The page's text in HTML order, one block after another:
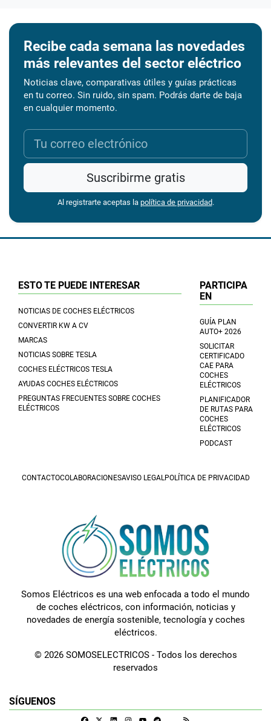
Recibe cada semana las novedades
más relevantes del sector eléctrico
Noticias clave, comparativas útiles y guías prácticas
en tu correo. Sin ruido, sin spam. Podrás darte de baja
en cualquier momento.
Suscribirme gratis
Al registrarte aceptas la política de privacidad.
ESTO TE PUEDE INTERESAR
NOTICIAS DE COCHES ELÉCTRICOS
CONVERTIR KW A CV
MARCAS
NOTICIAS SOBRE TESLA
COCHES ELÉCTRICOS TESLA
AYUDAS COCHES ELÉCTRICOS
PREGUNTAS FRECUENTES SOBRE COCHES
ELÉCTRICOS
PARTICIPA
EN
GUÍA PLAN
AUTO+ 2026
SOLICITAR
CERTIFICADO
CAE PARA
COCHES
ELÉCTRICOS
PLANIFICADOR
DE RUTAS PARA
COCHES
ELÉCTRICOS
PODCAST
CONTACTOCOLABORACIONESAVISO LEGALPOLÍTICA DE PRIVACIDAD
Somos Eléctricos es una web enfocada a todo el mundo
de coches eléctricos, con información, noticias y
novedades de energía sostenible, tecnología y coches
eléctricos.
© 2026 SOMOSELECTRICOS - Todos los derechos
reservados
SÍGUENOS
FacebookLinkedinInstagramTelegram